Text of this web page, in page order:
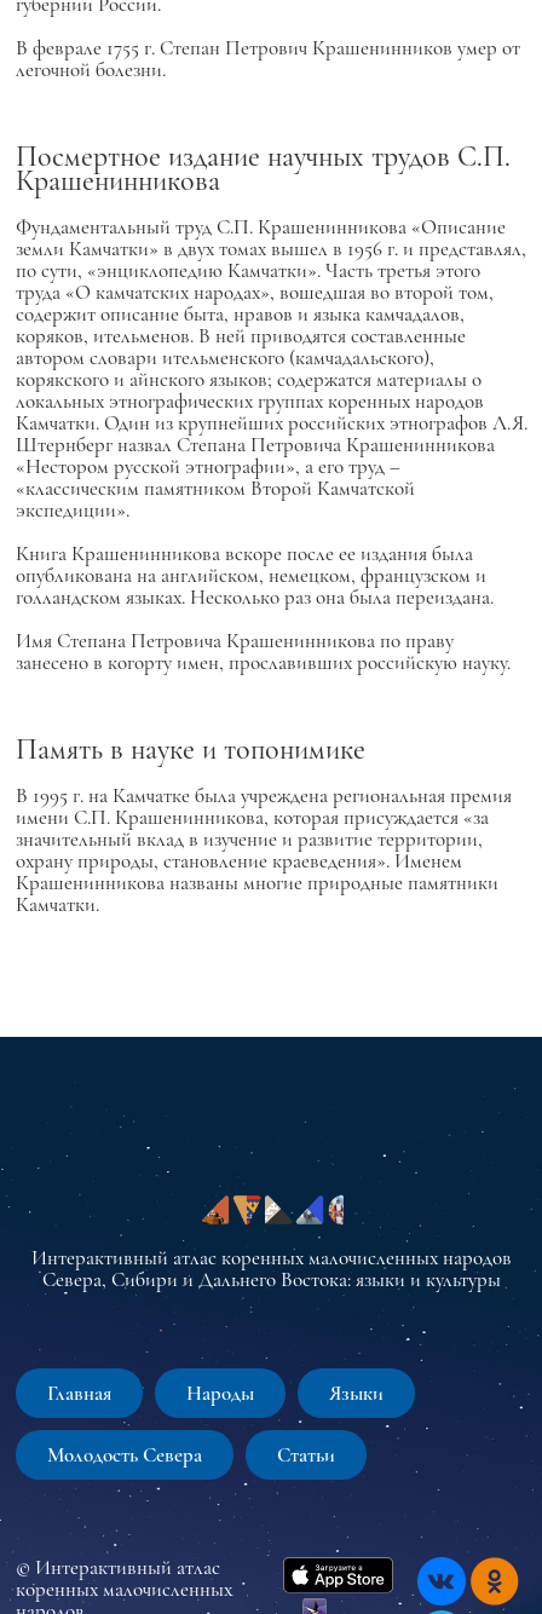
В феврале 1755 г. Степан Петрович Крашенинников умер от
легочной болезни.
Посмертное издание научных трудов С.П.
Крашенинникова
Фундаментальный труд С.П. Крашенинникова «Описание
земли Камчатки» в двух томах вышел в 1956 г. и представлял,
по сути, «энциклопедию Камчатки». Часть третья этого
труда «О камчатских народах», вошедшая во второй том,
содержит описание быта, нравов и языка камчадалов,
коряков, ительменов. В ней приводятся составленные
автором словари ительменского (камчадальского),
корякского и айнского языков; содержатся материалы о
локальных этнографических группах коренных народов
Камчатки. Один из крупнейших российских этнографов Л.Я.
Штернберг назвал Степана Петровича Крашенинникова
«Нестором русской этнографии», а его труд –
«классическим памятником Второй Камчатской
экспедиции».
Книга Крашенинникова вскоре после ее издания была
опубликована на английском, немецком, французском и
голландском языках. Несколько раз она была переиздана.
Имя Степана Петровича Крашенинникова по праву
занесено в когорту имен, прославивших российскую науку.
Память в науке и топонимике
В 1995 г. на Камчатке была учреждена региональная премия
имени С.П. Крашенинникова, которая присуждается «за
значительный вклад в изучение и развитие территории,
охрану природы, становление краеведения». Именем
Крашенинникова названы многие природные памятники
Камчатки.
Интерактивный атлас коренных малочисленных народов
Севера, Сибири и Дальнего Востока: языки и культуры
Главная Народы Языки
Молодость Севера Статьи
© Интерактивный атлас
коренных малочисленных